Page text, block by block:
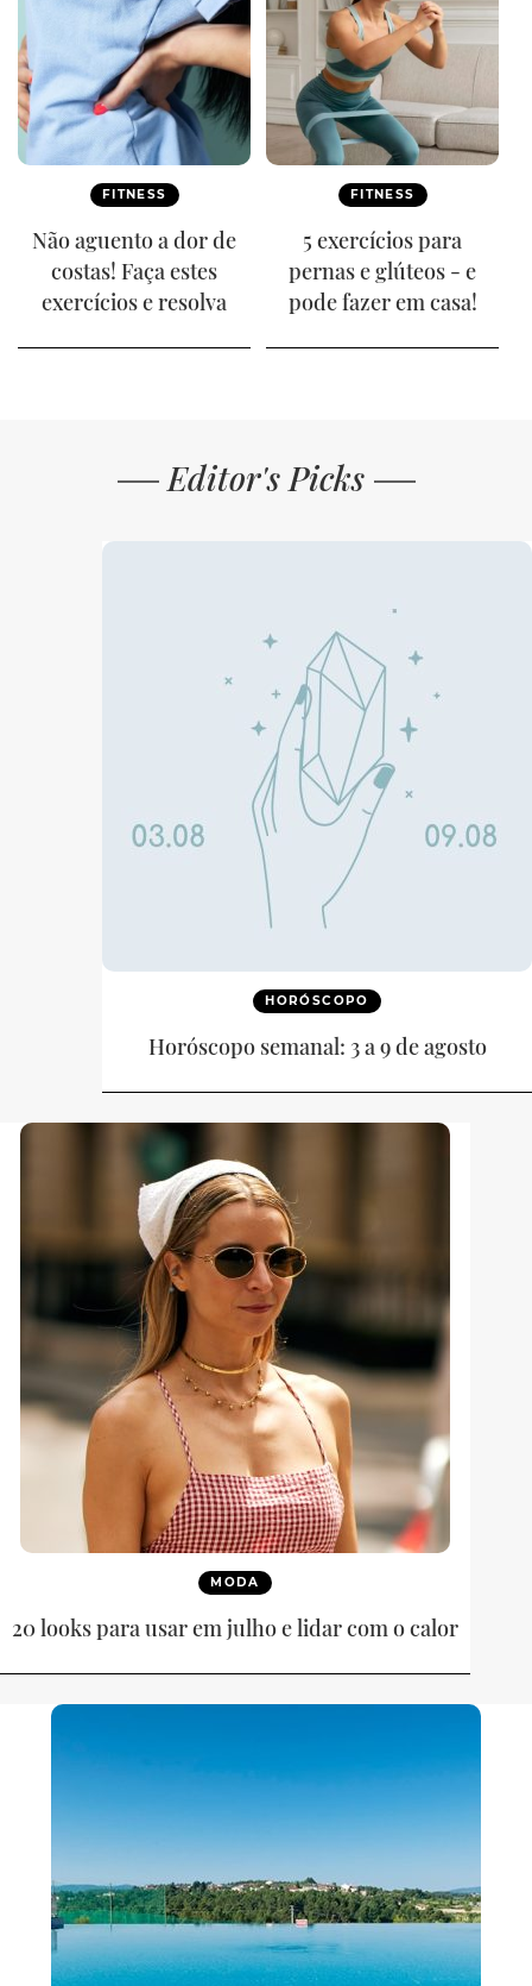
FITNESS
Não aguento a dor de
costas! Faça estes
exercícios e resolva
FITNESS
5 exercícios para
pernas e glúteos - e
pode fazer em casa!
Editor's Picks
HORÓSCOPO
Horóscopo semanal: 3 a 9 de agosto
MODA
20 looks para usar em julho e lidar com o calor